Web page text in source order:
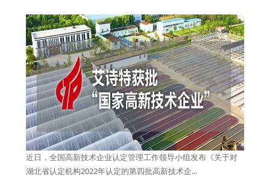
近日，全国高新技术企业认定管理工作领导小组发布《关于对
湖北省认定机构2022年认定的第四批高新技术企...